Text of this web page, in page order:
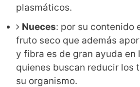
plasmáticos.
Nueces: por su contenido
fruto seco que además
y fibra es de gran ayuda en
quienes buscan reducir los
su organismo.